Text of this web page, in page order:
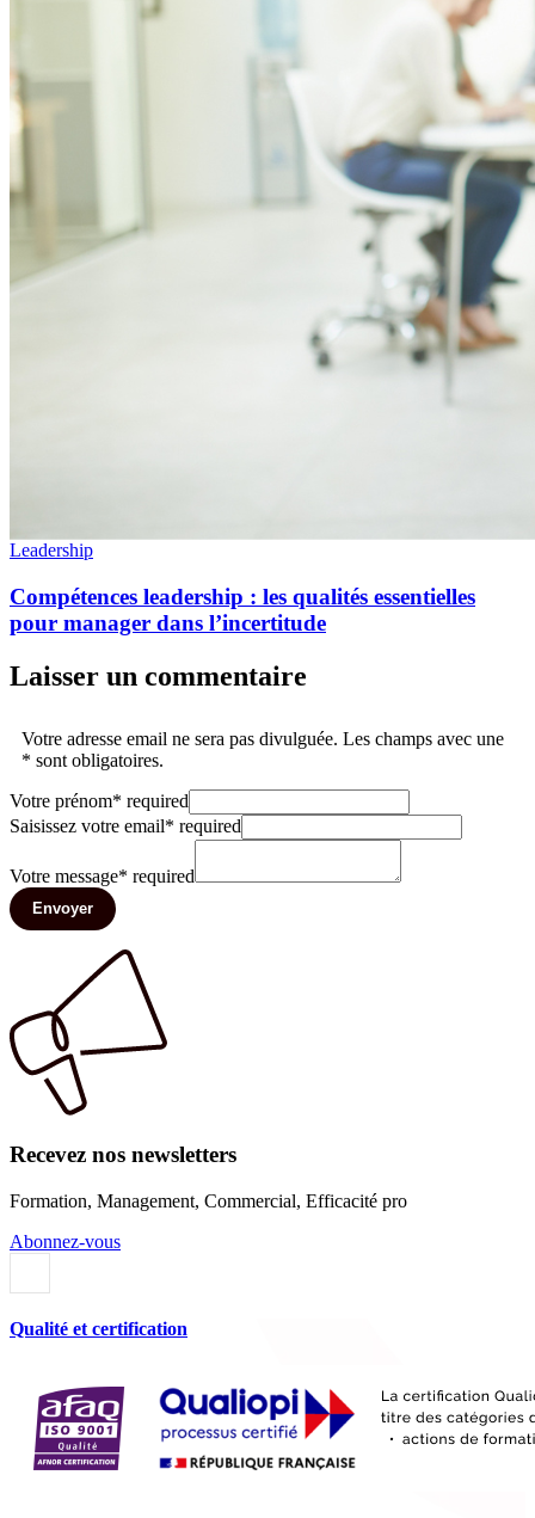
Leadership
Compétences leadership : les qualités essentielles
pour manager dans l’incertitude
Laisser un commentaire
Votre adresse email ne sera pas divulguée. Les champs avec une
* sont obligatoires.
Votre prénom* required
Saisissez votre email* required
Votre message* required
Envoyer
Recevez nos newsletters
Formation, Management, Commercial, Efficacité pro
Abonnez-vous
Qualité et certification